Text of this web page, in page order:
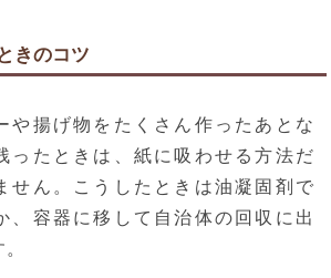
きのコツ
や揚げ物をたくさん作ったあとな
ったときは、紙に吸わせる方法だ
せん。こうしたときは油凝固剤で
、容器に移して自治体の回収に出